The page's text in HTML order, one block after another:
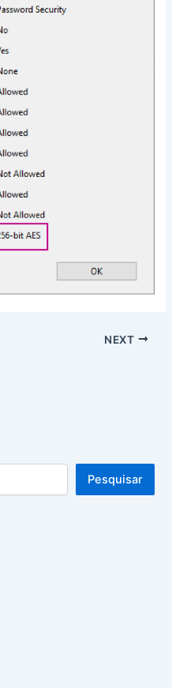
NEXT
Pesquisar